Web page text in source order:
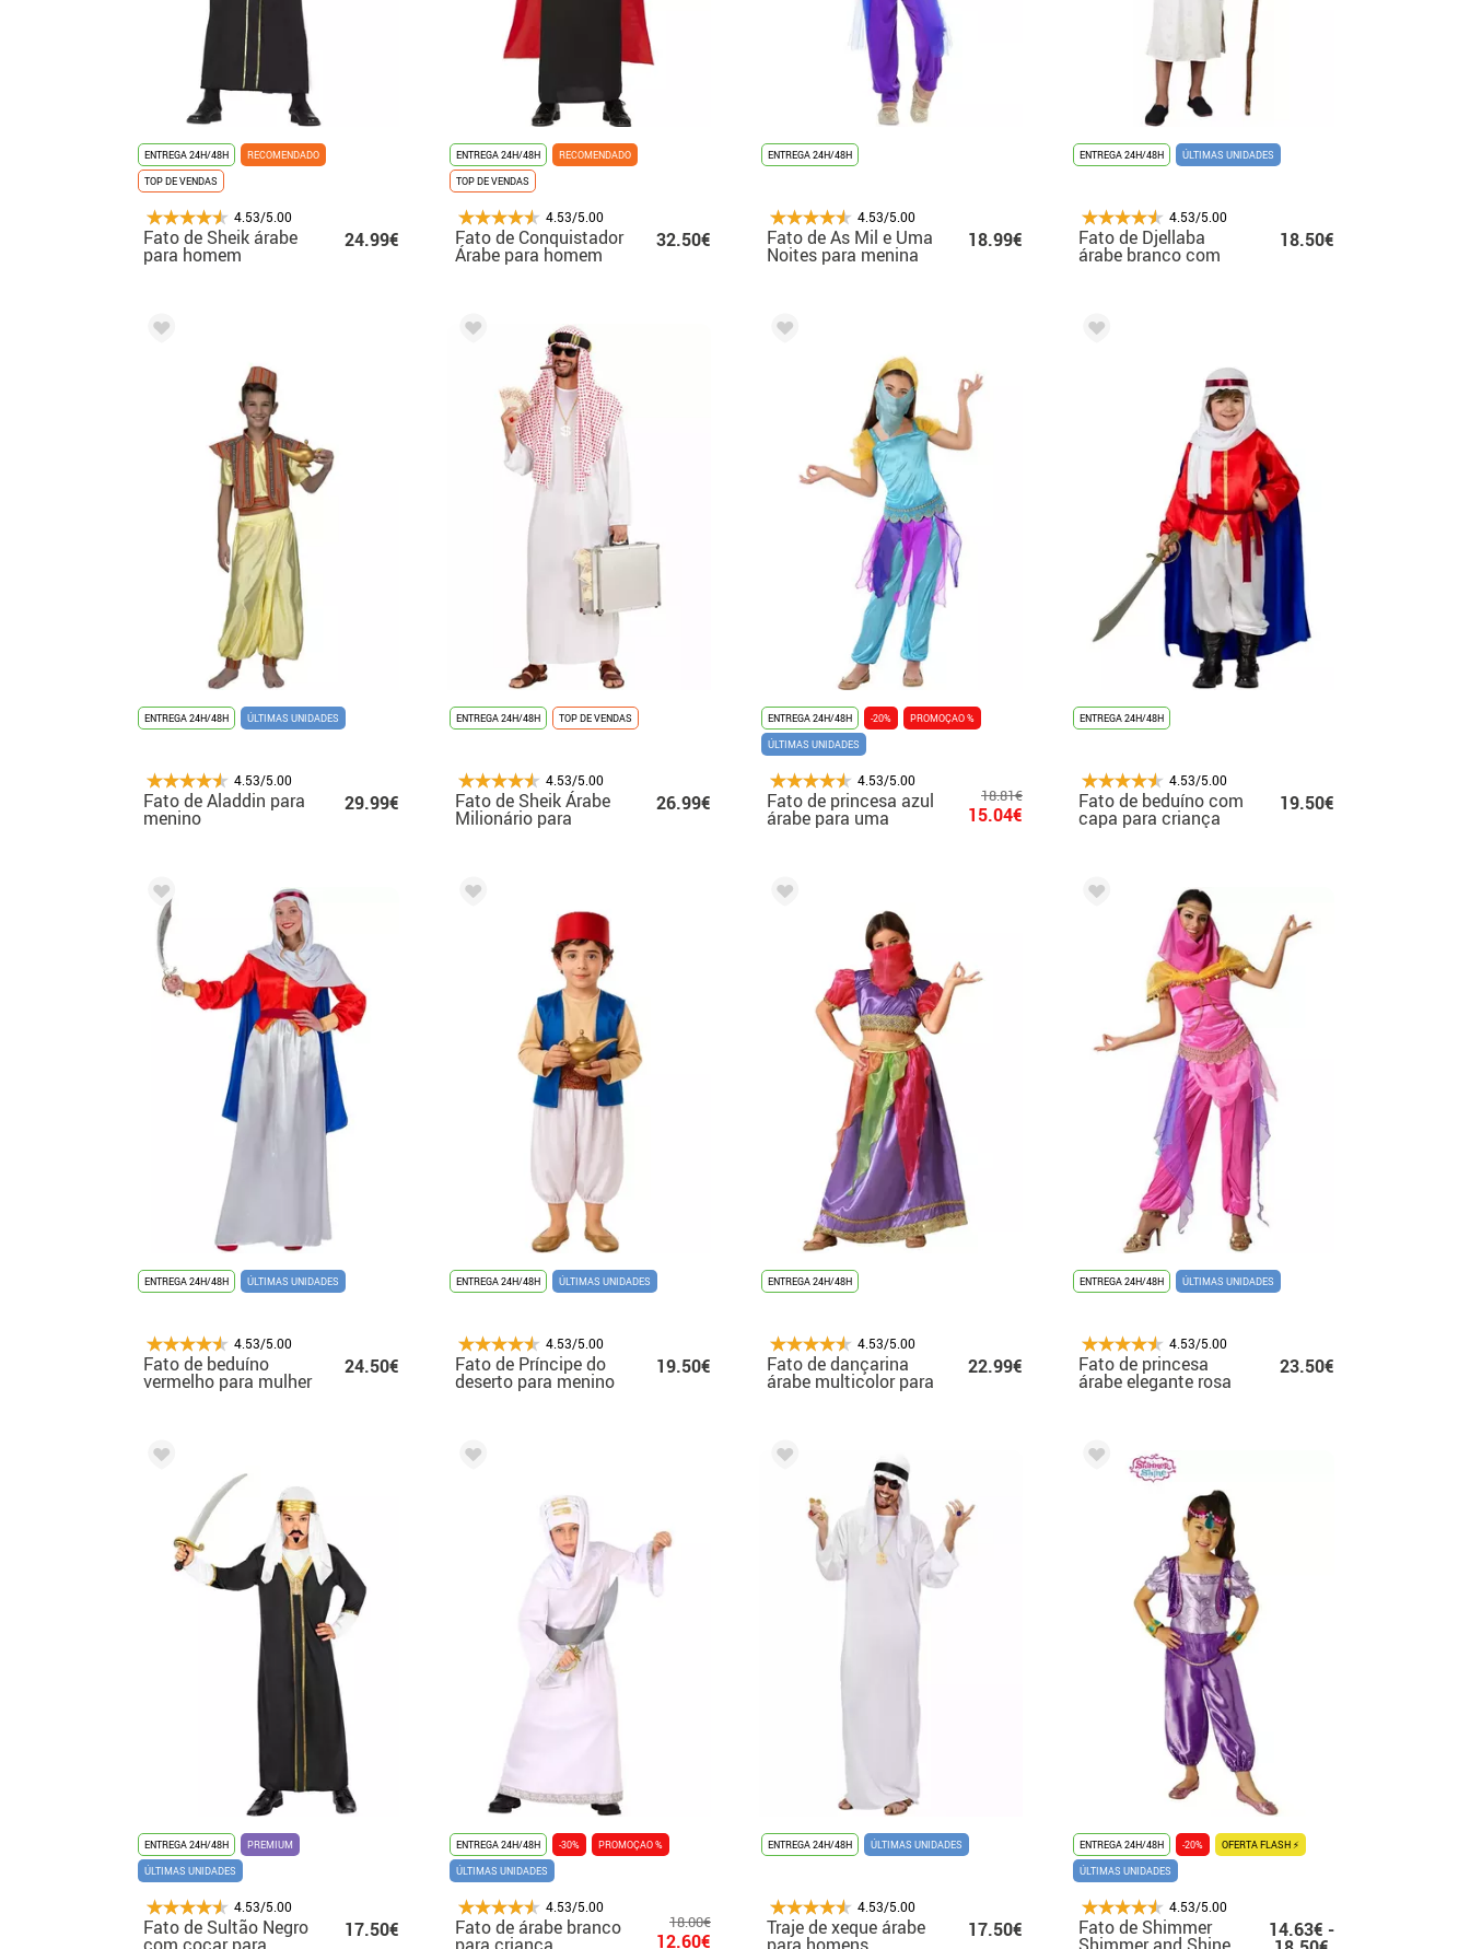
ENTREGA 24H/48H
RECOMENDADO
TOP DE VENDAS
4.53/5.00
Fato de Sheik árabe
para homem
24.99€
ENTREGA 24H/48H
RECOMENDADO
TOP DE VENDAS
4.53/5.00
Fato de Conquistador
Árabe para homem
32.50€
ENTREGA 24H/48H
4.53/5.00
Fato de As Mil e Uma
Noites para menina
18.99€
ENTREGA 24H/48H ÚLTIMAS UNIDADES
4.53/5.00
Fato de Djellaba
árabe branco com
18.50€
ENTREGA 24H/48H ÚLTIMAS UNIDADES
4.53/5.00
Fato de Aladdin para
menino
29.99€
ENTREGA 24H/48H TOP DE VENDAS
4.53/5.00
Fato de Sheik Árabe
Milionário para
26.99€
ENTREGA 24H/48H -20%
PROMOÇAO %
ÚLTIMAS UNIDADES
4.53/5.00
Fato de princesa azul
árabe para uma
garota
18.81€
15.04€
ENTREGA 24H/48H
4.53/5.00
Fato de beduíno com
capa para criança
19.50€
ENTREGA 24H/48H ÚLTIMAS UNIDADES
4.53/5.00
Fato de beduíno
vermelho para mulher
24.50€
ENTREGA 24H/48H ÚLTIMAS UNIDADES
4.53/5.00
Fato de Príncipe do
deserto para menino
19.50€
ENTREGA 24H/48H
4.53/5.00
Fato de dançarina
árabe multicolor para
22.99€
ENTREGA 24H/48H ÚLTIMAS UNIDADES
4.53/5.00
Fato de princesa
árabe elegante rosa
para mulheres
23.50€
ENTREGA 24H/48H
PREMIUM
ÚLTIMAS UNIDADES
4.53/5.00
Fato de Sultão Negro 17.50€
ENTREGA 24H/48H -30%
PROMOÇAO %
ÚLTIMAS UNIDADES
4.53/5.00
Fato de árabe branco 18.00€
12.60€
ENTREGA 24H/48H ÚLTIMAS UNIDADES
4.53/5.00
Traje de xeque árabe 17.50€
ENTREGA 24H/48H -20%
OFERTA FLASH ⚡
ÚLTIMAS UNIDADES
4.53/5.00
Fato de Shimmer 14.63€ -